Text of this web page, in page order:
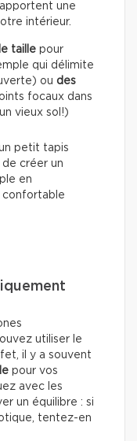
apportent une
intérieur.
taille pour
qui délimite
ou des
focaux dans
vieux sol!)
petit tapis
de créer un
en
confortable
utiliser le
il y a souvent
pour vos
avec les
un équilibre : si
tentez-en